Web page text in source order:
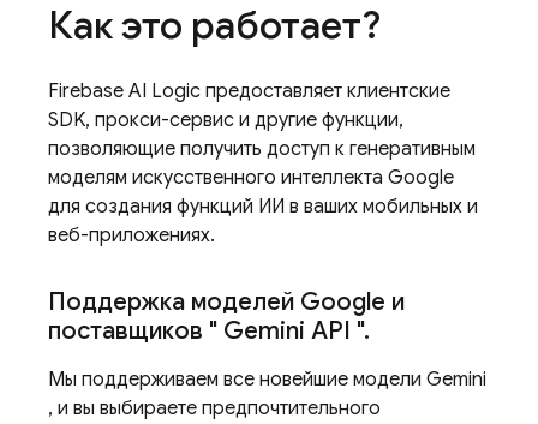
Как это работает?
Firebase AI Logic предоставляет клиентские
SDK, прокси-сервис и другие функции,
позволяющие получить доступ к генеративным
моделям искусственного интеллекта Google
для создания функций ИИ в ваших мобильных и
веб-приложениях.
Поддержка моделей Google и
поставщиков " Gemini API ".
Мы поддерживаем все новейшие модели Gemini
, и вы выбираете предпочтительного